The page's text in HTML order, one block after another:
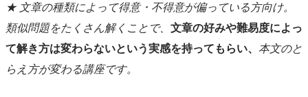
★ 文章の種類によって得意・不得意が偏っている方向け。
類似問題をたくさん解くことで、 文章の好みや難易度によっ
て解き方は変わらないという実感を持ってもらい、 本文のと
らえ方が変わる講座です。